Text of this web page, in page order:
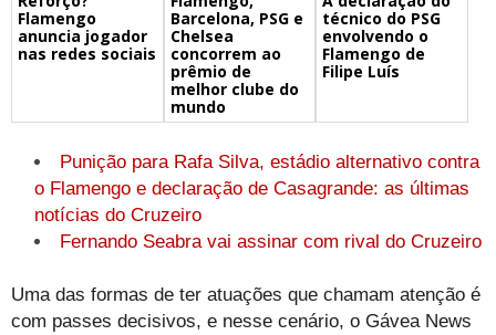
Flamengo
anuncia jogador
nas redes sociais
Barcelona, PSG e
Chelsea
concorrem ao
prêmio de
melhor clube do
mundo
técnico do PSG
envolvendo o
Flamengo de
Filipe Luís
Punição para Rafa Silva, estádio alternativo contra
o Flamengo e declaração de Casagrande: as últimas
notícias do Cruzeiro
Fernando Seabra vai assinar com rival do Cruzeiro
Uma das formas de ter atuações que chamam atenção é
com passes decisivos, e nesse cenário, o Gávea News